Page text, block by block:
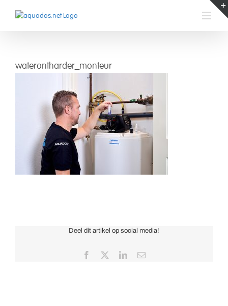
waterontharder_monteur
Deel dit artikel op social media!
Facebook LinkedInEmail